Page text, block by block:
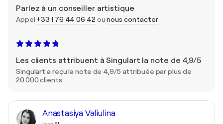
Parlez à un conseiller artistique
Appel +33 1 76 44 06 42 ounous contacter
Les clients attribuent à Singulart la note de 4,9/5
Singulart a reçu la note de 4,9/5 attribuée par plus de
20 000 clients.
Anastasiya Valiulina